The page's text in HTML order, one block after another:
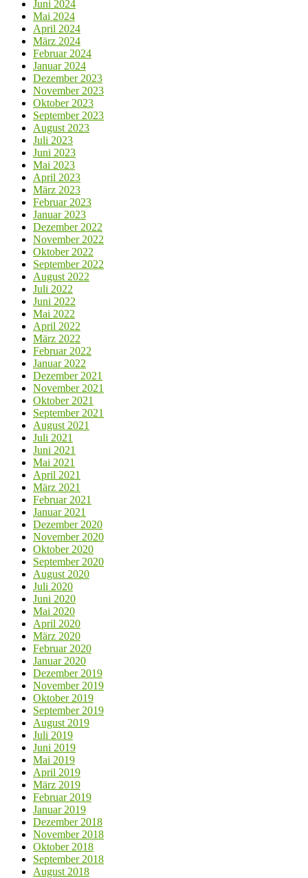
Juni 2024
Mai 2024
April 2024
März 2024
Februar 2024
Januar 2024
Dezember 2023
November 2023
Oktober 2023
September 2023
August 2023
Juli 2023
Juni 2023
Mai 2023
April 2023
März 2023
Februar 2023
Januar 2023
Dezember 2022
November 2022
Oktober 2022
September 2022
August 2022
Juli 2022
Juni 2022
Mai 2022
April 2022
März 2022
Februar 2022
Januar 2022
Dezember 2021
November 2021
Oktober 2021
September 2021
August 2021
Juli 2021
Juni 2021
Mai 2021
April 2021
März 2021
Februar 2021
Januar 2021
Dezember 2020
November 2020
Oktober 2020
September 2020
August 2020
Juli 2020
Juni 2020
Mai 2020
April 2020
März 2020
Februar 2020
Januar 2020
Dezember 2019
November 2019
Oktober 2019
September 2019
August 2019
Juli 2019
Juni 2019
Mai 2019
April 2019
März 2019
Februar 2019
Januar 2019
Dezember 2018
November 2018
Oktober 2018
September 2018
August 2018